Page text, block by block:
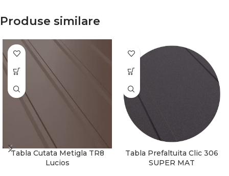
Produse similare
Tabla Cutata Metigla TR8
Lucios
Tabla Prefaltuita Clic 306
SUPER MAT